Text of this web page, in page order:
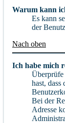
Warum kann
Es kann
der
Nach oben
Ich habe mich
Überprüfe
hast,
Bei der
Adresse